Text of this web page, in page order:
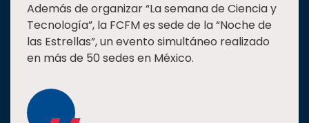
Además de organizar “La semana de Ciencia y
Tecnología”, la FCFM es sede de la “Noche de
las Estrellas”, un evento simultáneo realizado
en más de 50 sedes en México.